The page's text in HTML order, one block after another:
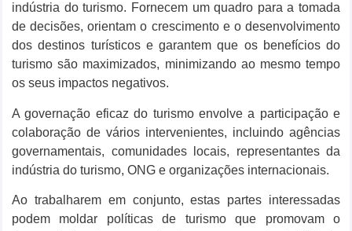
indústria do turismo. Fornecem um quadro para a tomada
de decisões, orientam o crescimento e o desenvolvimento
dos destinos turísticos e garantem que os benefícios do
turismo são maximizados, minimizando ao mesmo tempo
os seus impactos negativos.
A governação eficaz do turismo envolve a participação e
colaboração de vários intervenientes, incluindo agências
governamentais, comunidades locais, representantes da
indústria do turismo, ONG e organizações internacionais.
Ao trabalharem em conjunto, estas partes interessadas
podem moldar políticas de turismo que promovam o